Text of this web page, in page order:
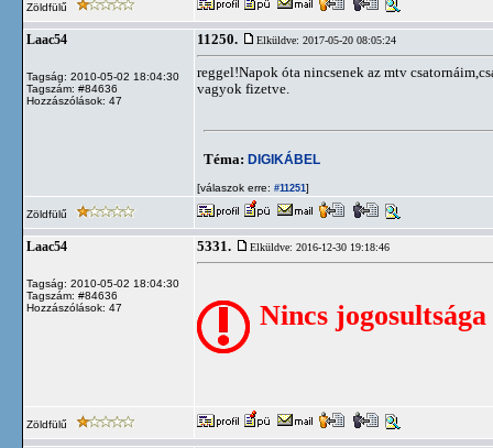
Zöldfülű
Laac54
Tagság: 2010-05-02 18:04:30
Tagszám: #84636
Hozzászólások: 47
11250. Elküldve: 2017-05-20 08:05:24
reggel!Napok óta nincsenek az mtv
vagyok fizetve.
Téma: DIGIKÁBEL
[válaszok erre: #11251]
Zöldfülű
Laac54
Tagság: 2010-05-02 18:04:30
Tagszám: #84636
Hozzászólások: 47
5331. Elküldve: 2016-12-30 19:18:46
Nincs
Zöldfülű